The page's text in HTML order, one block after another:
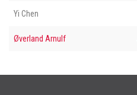
Yi Chen
Øverland Arnulf